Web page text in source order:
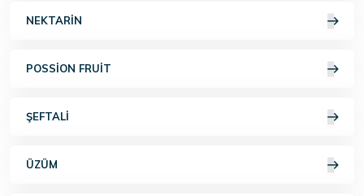
NEKTARIN
POSSION FRUIT
ŞEFTALI
ÜZÜM